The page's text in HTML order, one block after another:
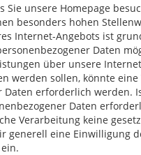
Sie unsere Homepage
besonders hohen
Internet-Angebots ist
Daten
über unsere
werden sollen, könnte
Daten erforderlich werden.
Daten
Verarbeitung keine
generell eine Einwilligung